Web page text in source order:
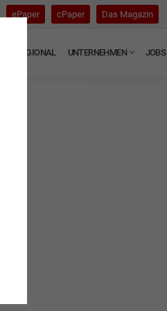
ePaper cPaper Das Magazin
REGIONAL UNTERNEHMEN JOBS